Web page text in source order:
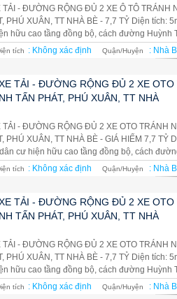
TẢI - ĐƯỜNG RỘNG ĐỦ 2 XE Ô TÔ TRÁNH
PHÚ XUÂN, TT NHÀ BÈ - 7,7 TỶ Diện tích:
hữu cao tầng đồng bộ, cách đường Huỳnh
tích : Không xác định Quận/Huyện : Nhà
TẢI - ĐƯỜNG RỘNG ĐỦ 2 XE OTO
TẤN PHÁT, PHÚ XUÂN, TT NHÀ
TẢI - ĐƯỜNG RỘNG ĐỦ 2 XE OTO TRÁNH
PHÚ XUÂN, TT NHÀ BÈ - GIÁ HIẾM 7,7 TỶ
cư hiện hữu cao tầng đồng bộ, cách
tích : Không xác định Quận/Huyện : Nhà
TẢI - ĐƯỜNG RỘNG ĐỦ 2 XE OTO
TẤN PHÁT, PHÚ XUÂN, TT NHÀ
TẢI - ĐƯỜNG RỘNG ĐỦ 2 XE OTO TRÁNH
PHÚ XUÂN, TT NHÀ BÈ - 7,7 TỶ Diện tích:
hữu cao tầng đồng bộ, cách đường Huỳnh
tích : Không xác định Quận/Huyện : Nhà